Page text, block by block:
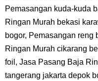
Pemasangan kuda-kuda
Ringan Murah bekasi
bogor, Pemasangan reng
Ringan Murah cikarang
foil, Jasa Pasang Baja
tangerang jakarta depok